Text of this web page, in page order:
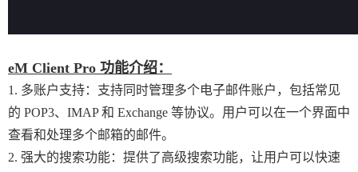
eM Client Pro 功能介绍：
1. 多账户支持：支持同时管理多个电子邮件账户，包括常见
的 POP3、IMAP 和 Exchange 等协议。用户可以在一个界面中
查看和处理多个邮箱的邮件。
2. 强大的搜索功能：提供了高级搜索功能，让用户可以快速